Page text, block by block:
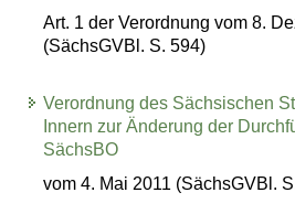
Art. 1 der Verordnung vom 8.
(SächsGVBl. S. 594)
Verordnung des Sächsischen
Innern zur Änderung der
SächsBO
vom 4. Mai 2011 (SächsGVBl.